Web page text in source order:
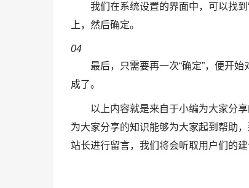
我们在系统设置的界面中，可以找
上，然后确定。
04
最后，只需要再一次“确定”，便开
成了。
以上内容就是来自于小编为大家分
为大家分享的知识能够为大家起到帮助
站长进行留言，我们将会听取用户们的建